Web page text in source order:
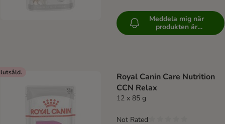
Meddela mig när
produkten är
tillgänglig
Royal Canin Care Nutrition
CCN Relax
12 x 85 g
Not Rated